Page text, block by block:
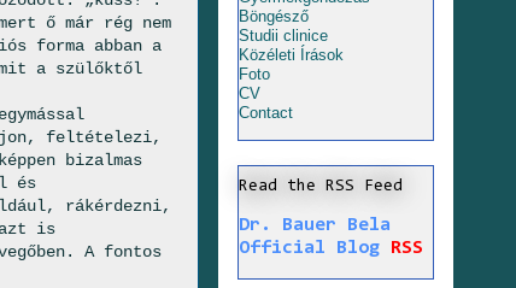
ő már rég nem
forma abban a
a szülőktől
feltételezi,
bizalmas
és
rákérdezni,
is
A fontos
Böngésző
Studii clinice
Közéleti Írások
Foto
CV
Contact
Read the RSS Feed
Dr. Bauer Bela
Official Blog
RSS